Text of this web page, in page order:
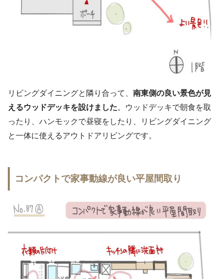
リビングダイニングと隣り合って、 南東側の良い景色が見
えるウッドデッキを設けました。ウッドデッキで朝食を取
ったり、ハンモックで昼寝をしたり、リビングダイニング
と一体に使えるアウトドアリビングです。
コンパクトで家事動線が良い平屋間取り